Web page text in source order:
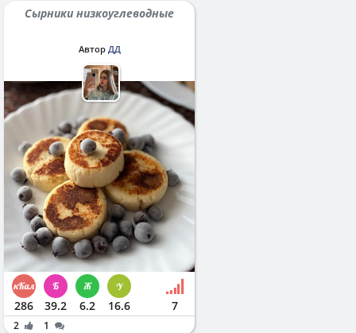
Сырники низкоуглеводные
Автор ДД
286 39.2 6.2 16.6 7
2
1